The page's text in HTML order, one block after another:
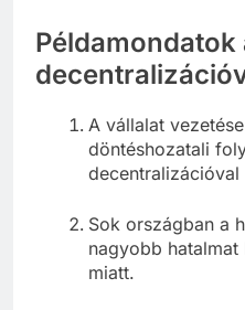
Példamondatok
A vállalat
döntéshozatali
decentralizációval
Sok országban a
nagyobb
miatt.